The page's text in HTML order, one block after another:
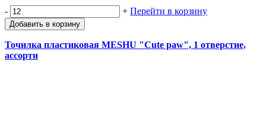
- + Перейти в корзину
Добавить в корзину
Точилка пластиковая MESHU "Cute paw", 1 отверстие,
ассорти